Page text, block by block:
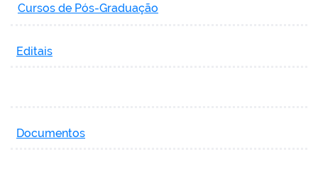
Cursos de Pós-Graduação
Editais
Documentos